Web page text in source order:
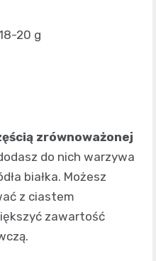
20 g
zrównoważonej
do nich warzywa
białka. Możesz
z ciastem
zawartość